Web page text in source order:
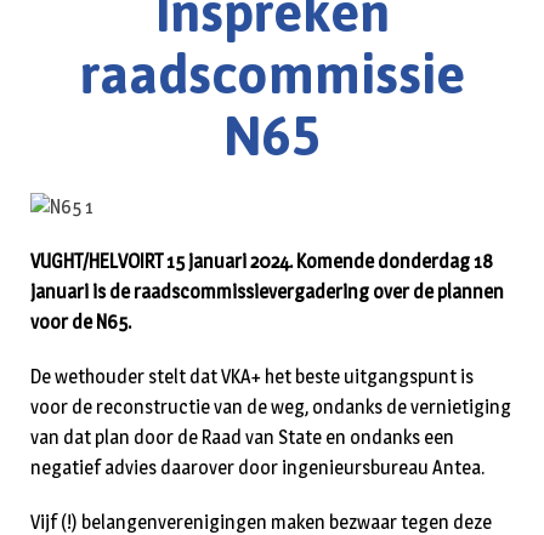
raadscommissie
N65
VUGHT/HELVOIRT 15 januari 2024. Komende donderdag 18
januari is de raadscommissievergadering over de plannen
voor de N65.
De wethouder stelt dat VKA+ het beste uitgangspunt is
voor de reconstructie van de weg, ondanks de vernietiging
van dat plan door de Raad van State en ondanks een
negatief advies daarover door ingenieursbureau Antea.
Vijf (!) belangenverenigingen maken bezwaar tegen deze